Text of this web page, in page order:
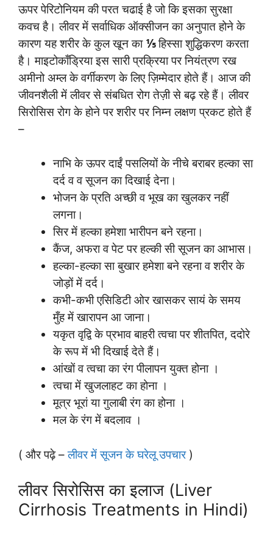
ऊपर पेरिटोनियम की परत चढाई है जो कि इसका सुरक्षा
कवच है। लीवर में सर्वाधिक ऑक्सीजन का अनुपात होने के
कारण यह शरीर के कुल खून का ⅕हिस्सा शुद्धिकरण करता
है। माइटोकाँड्रिया इस सारी प्रक्रिया पर नियंत्रण रख
अमीनो अम्ल के वर्गीकरण के लिए ज़िम्मेदार होते हैं। आज की
जीवनशैली में लीवर से संबधित रोग तेज़ी से बढ़ रहे हैं। लीवर
सिरोसिस रोग के होने पर शरीर पर निम्न लक्षण प्रकट होते हैं
–
नाभि के ऊपर दाईं पसलियों के नीचे बराबर हल्का सा
दर्द व व सूजन का दिखाई देना।
भोजन के प्रति अच्छी व भूख का खुलकर नहीं
लगना।
सिर में हल्का हमेशा भारीपन बने रहना।
कैंज, अफरा व पेट पर हल्की सी सूजन का आभास।
हल्का-हल्का सा बुखार हमेशा बने रहना व शरीर के
जोड़ों में दर्द।
कभी-कभी एसिडिटी ओर खासकर सायं के समय
मुँह में खारापन आ जाना।
यकृत वृद्वि के प्रभाव बाहरी त्वचा पर शीतपित, ददोरे
के रूप में भी दिखाई देते हैं।
आंखों व त्वचा का रंग पीलापन युक्त होना ।
त्वचा में खुजलाहट का होना ।
मूत्र भूरां या गुलाबी रंग का होना ।
मल के रंग में बदलाव ।
( और पढ़े –लीवर में सूजन के घरेलू उपचार)
लीवर सिरोसिस का इलाज (Liver
Cirrhosis Treatments in Hindi)